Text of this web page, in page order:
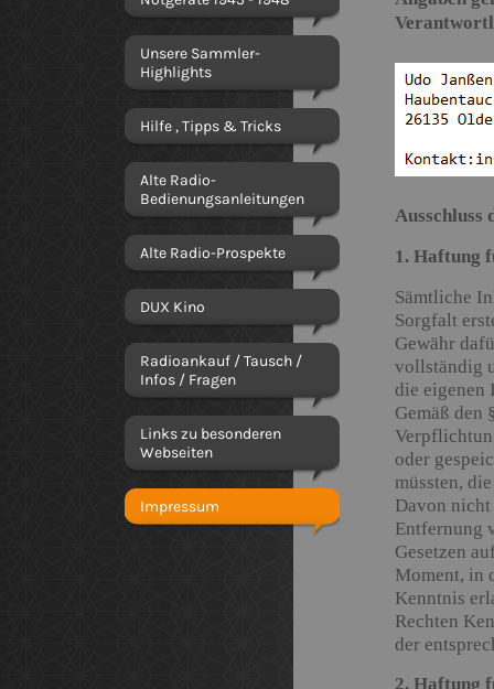
Unsere Sammler-
Highlights
Hilfe , Tipps & Tricks
Alte Radio-
Bedienungsanleitungen
Alte Radio-Prospekte
DUX Kino
Radioankauf / Tausch /
Infos / Fragen
Links zu besonderen
Webseiten
Impressum
Ausschluss
1. Haftung
Sämtliche
Sorgfalt
Gewähr
vollständig
die eigenen
Gemäß den
oder
müssten,
Davon
Entfernung
Gesetzen
Moment, in
Kenntnis
Rechten
der
2. Haftung